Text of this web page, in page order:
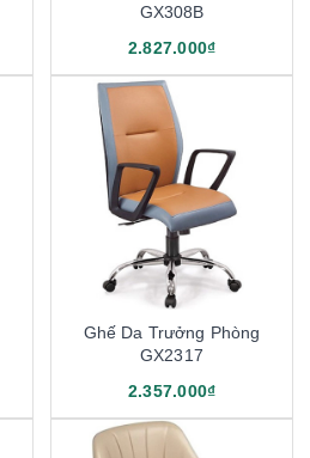
GX308B
2.827.000₫
Ghế Da Trưởng Phòng
GX2317
2.357.000₫